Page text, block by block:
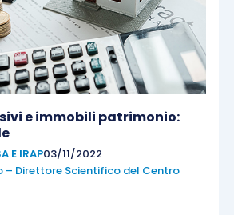
e immobili patrimonio:
E IRAP03/11/2022
– Direttore Scientifico del Centro